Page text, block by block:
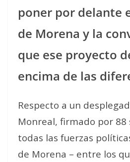
poner por delante
de Morena y la
que ese proyecto
encima de las
Respecto a un
Monreal, firmado por 88
todas las fuerzas
de Morena – entre los